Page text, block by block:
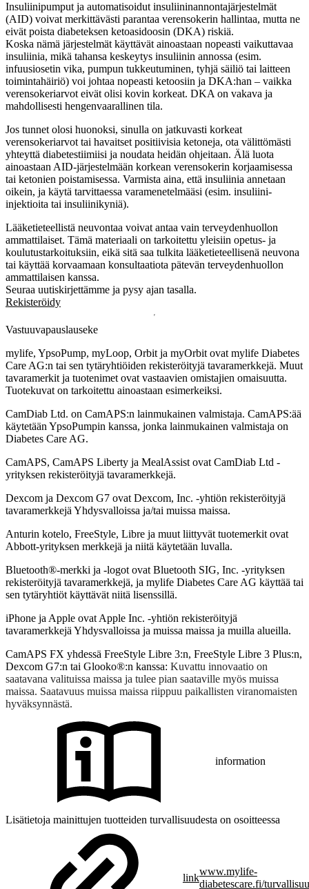
Insuliinipumput ja automatisoidut insuliininannontajärjestelmät
(AID) voivat merkittävästi parantaa verensokerin hallintaa, mutta ne
eivät poista diabeteksen ketoasidoosin (DKA) riskiä.
Koska nämä järjestelmät käyttävät ainoastaan nopeasti vaikuttavaa
insuliinia, mikä tahansa keskeytys insuliinin annossa (esim.
infuusiosetin vika, pumpun tukkeutuminen, tyhjä säiliö tai laitteen
toimintahäiriö) voi johtaa nopeasti ketoosiin ja DKA:han – vaikka
verensokeriarvot eivät olisi kovin korkeat. DKA on vakava ja
mahdollisesti hengenvaarallinen tila.
Jos tunnet olosi huonoksi, sinulla on jatkuvasti korkeat
verensokeriarvot tai havaitset positiivisia ketoneja, ota välittömästi
yhteyttä diabetestiimiisi ja noudata heidän ohjeitaan. Älä luota
ainoastaan AID-järjestelmään korkean verensokerin korjaamisessa
tai ketonien poistamisessa. Varmista aina, että insuliinia annetaan
oikein, ja käytä tarvittaessa varamenetelmääsi (esim. insuliini-
injektioita tai insuliinikyniä).
Lääketieteellistä neuvontaa voivat antaa vain terveydenhuollon
ammattilaiset. Tämä materiaali on tarkoitettu yleisiin opetus- ja
koulutustarkoituksiin, eikä sitä saa tulkita lääketieteellisenä neuvona
tai käyttää korvaamaan konsultaatiota pätevän terveydenhuollon
ammattilaisen kanssa.
Seuraa uutiskirjettämme ja pysy ajan tasalla.
Rekisteröidy
Vastuuvapauslauseke
mylife, YpsoPump, myLoop, Orbit ja myOrbit ovat mylife Diabetes
Care AG:n tai sen tytäryhtiöiden rekisteröityjä tavaramerkkejä. Muut
tavaramerkit ja tuotenimet ovat vastaavien omistajien omaisuutta.
Tuotekuvat on tarkoitettu ainoastaan esimerkeiksi.
CamDiab Ltd. on CamAPS:n lainmukainen valmistaja. CamAPS:ää
käytetään YpsoPumpin kanssa, jonka lainmukainen valmistaja on
Diabetes Care AG.
CamAPS, CamAPS Liberty ja MealAssist ovat CamDiab Ltd -
yrityksen rekisteröityjä tavaramerkkejä.
Dexcom ja Dexcom G7 ovat Dexcom, Inc. -yhtiön rekisteröityjä
tavaramerkkejä Yhdysvalloissa ja/tai muissa maissa.
Anturin kotelo, FreeStyle, Libre ja muut liittyvät tuotemerkit ovat
Abbott-yrityksen merkkejä ja niitä käytetään luvalla.
Bluetooth®-merkki ja -logot ovat Bluetooth SIG, Inc. -yrityksen
rekisteröityjä tavaramerkkejä, ja mylife Diabetes Care AG käyttää tai
sen tytäryhtiöt käyttävät niitä lisenssillä.
iPhone ja Apple ovat Apple Inc. -yhtiön rekisteröityjä
tavaramerkkejä Yhdysvalloissa ja muissa maissa ja muilla alueilla.
CamAPS FX yhdessä FreeStyle Libre 3:n, FreeStyle Libre 3 Plus:n,
Dexcom G7:n tai Glooko®:n kanssa: Kuvattu innovaatio on
saatavana valituissa maissa ja tulee pian saataville myös muissa
maissa. Saatavuus muissa maissa riippuu paikallisten viranomaisten
hyväksynnästä.
information
Lisätietoja mainittujen tuotteiden turvallisuudesta on osoitteessa
link
www.mylife-
diabetescare.fi/